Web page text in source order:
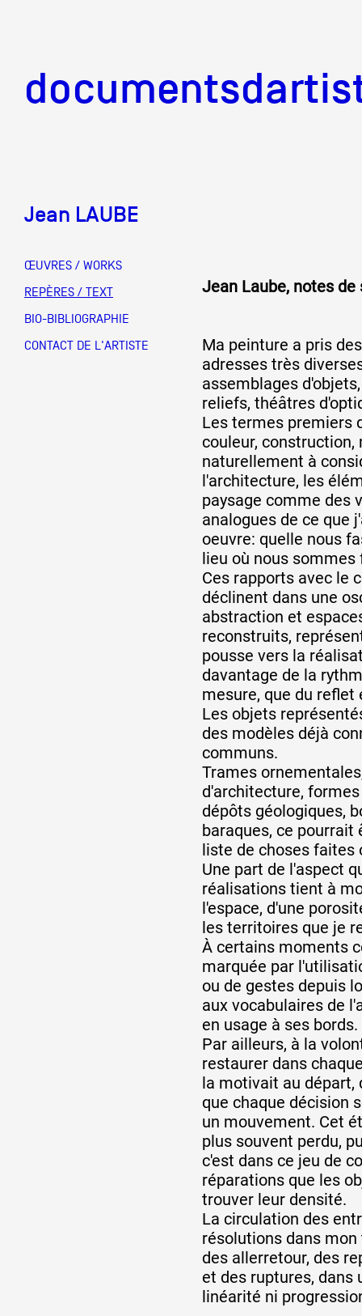
Mission
Équipe
Partenaires
Crédits
Actions
Documentation
Visites d'ateliers
Production vidéo
Formation
Événements
1% œuvres
public
Réseau
De A à Z
Année par année
Jean LAUBE
ŒUVRES / WORKS
REPÈRES / TEXT
BIO-BIBLIOGRAPHIE
CONTACT DE L'ARTISTE
Jean Laube, notes
Ma peinture a pris
adresses très
assemblages
reliefs, théâtres
Les termes premiers
couleur, construction,
naturellement à
l'architecture, les
paysage comme des
analogues de ce que
oeuvre: quelle nous
lieu où nous sommes
Ces rapports avec le
déclinent dans une
abstraction et
reconstruits,
pousse vers la
davantage de la
mesure, que du
Les objets
des modèles déjà
communs.
Trames
d'architecture,
dépôts géologiques,
baraques, ce pourrait
liste de choses faites
Une part de l'aspect
réalisations tient à
l'espace, d'une
les territoires que je
À certains moments
marquée par
ou de gestes depuis
aux vocabulaires de
en usage à ses bords.
Par ailleurs, à la
restaurer dans
la motivait au départ,
que chaque décision
un mouvement. Cet
plus souvent perdu,
c'est dans ce jeu de
réparations que les
trouver leur densité.
La circulation des
résolutions dans
des allerretour, des
et des ruptures, dans
linéarité ni